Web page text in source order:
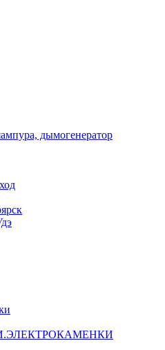
дымогенератор